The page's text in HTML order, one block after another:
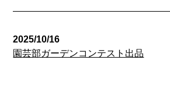
2025/10/16
園芸部ガーデンコンテスト出品